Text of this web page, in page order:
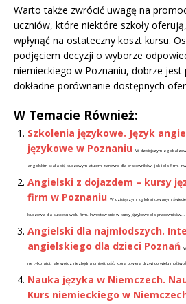
Warto także zwrócić uwagę na
uczniów, które niektóre szkoły
wpłynąć na ostateczny koszt kursu.
podjęciem decyzji o wyborze
niemieckiego w Poznaniu, dobrze jest
dokładne porównanie dostępnych
W Temacie Również:
Szkolenia językowe. Język
językowe w Poznaniu
W dzisiejszym
angielskim stała się kluczowym atutem zarówno dla pracowników, jak i dla firm.
Angielski z dojazdem – kursy
firm w Poznaniu
W dzisiejszym zglobalizowanym
kluczowa dla sukcesu wielu firm. Inwestowanie w kursy językowe dla pracowników...
Angielski dla najmłodszych.
angielskiego dla dzieci Poznań
nie tylko atut, ale wręcz niezbędna umiejętność, która otwiera drzwi do wielu
Nauka języka w Niemczech.
Kurs niemieckiego w